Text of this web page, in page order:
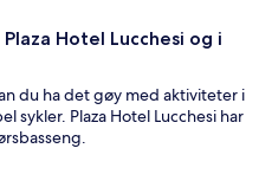
Hotel Lucchesi og i
du ha det gøy med aktiviteter i
sykler. Plaza Hotel Lucchesi har